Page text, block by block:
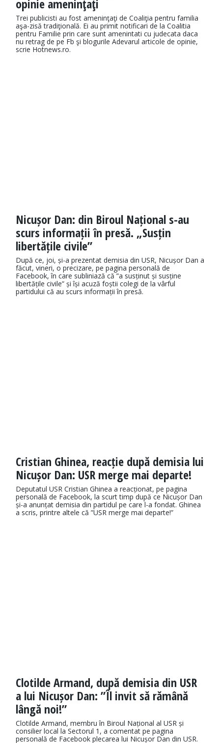
opinie ameninţaţi
Trei publicisti au fost ameninţaţi de Coaliţia pentru familia
aşa-zisă tradiţională. Ei au primit notificari de la Coalitia
pentru Familie prin care sunt amenintati cu judecata daca
nu retrag de pe Fb şi blogurile Adevarul articole de opinie,
scrie Hotnews.ro.
Nicușor Dan: din Biroul Național s-au
scurs informații în presă. „Susțin
libertățile civile”
După ce, joi, și-a prezentat demisia din USR, Nicușor Dan a
făcut, vineri, o precizare, pe pagina personală de
Facebook, în care subliniază că ”a susținut și susține
libertățile civile” și își acuză foștii colegi de la vârful
partidului că au scurs informații în presă.
Cristian Ghinea, reacție după demisia lui
Nicușor Dan: USR merge mai departe!
Deputatul USR Cristian Ghinea a reacționat, pe pagina
personală de Facebook, la scurt timp după ce Nicușor Dan
și-a anunțat demisia din partidul pe care l-a fondat. Ghinea
a scris, printre altele că ”USR merge mai departe!”
Clotilde Armand, după demisia din USR
a lui Nicușor Dan: ”Îl invit să rămână
lângă noi!”
Clotilde Armand, membru în Biroul Național al USR și
consilier local la Sectorul 1, a comentat pe pagina
personală de Facebook plecarea lui Nicușor Dan din USR.